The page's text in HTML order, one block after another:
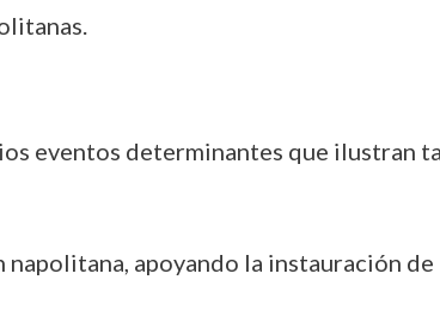
eventos determinantes que ilustran
apoyando la instauración